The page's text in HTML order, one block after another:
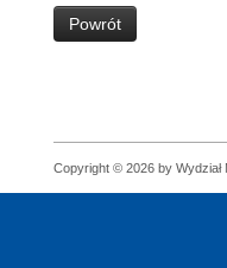
Powrót
Copyright © 2026 by